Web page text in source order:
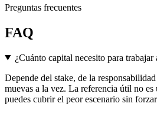
Preguntas frecuentes
FAQ
¿Cuánto capital necesito para trabajar
Depende del stake, de la
muevas a la vez. La referencia útil no
puedes cubrir el peor escenario sin